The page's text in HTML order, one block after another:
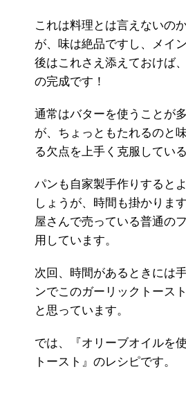
これは料理とは言えないの
が、味は絶品ですし、メイ
後はこれさえ添えておけば
の完成です！
通常はバターを使うことが
が、ちょっともたれるのと
る欠点を上手く克服してい
パンも自家製手作りすると
しょうが、時間も掛かりま
屋さんで売っている普通の
用しています。
次回、時間があるときには
ンでこのガーリックトース
と思っています。
では、『オリーブオイルを
トースト』のレシピです。